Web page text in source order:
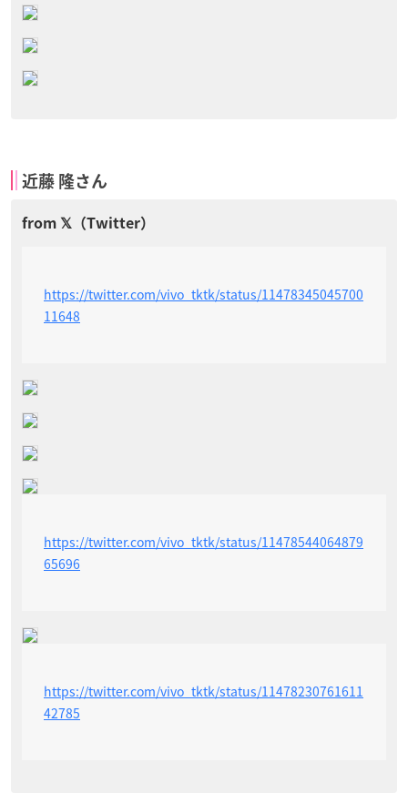
近藤 隆さん
https://twitter.com/vivo_tktk/status/11478345045700
11648
https://twitter.com/vivo_tktk/status/11478544064879
65696
https://twitter.com/vivo_tktk/status/11478230761611
42785